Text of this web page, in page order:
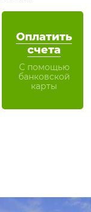
Оплатить
счета
С помощью
банковской
карты